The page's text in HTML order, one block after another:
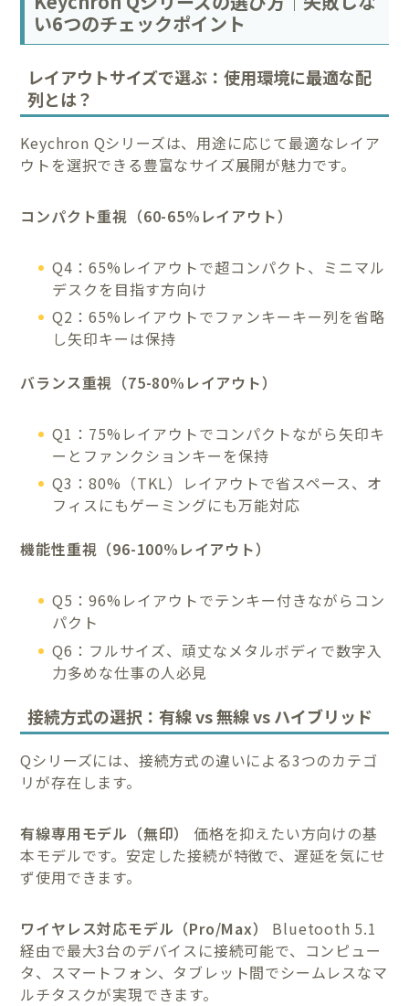
い6つのチェックポイント
レイアウトサイズで選ぶ：使用環境に最適な配
列とは？
Keychron Qシリーズは、用途に応じて最適なレイア
ウトを選択できる豊富なサイズ展開が魅力です。
コンパクト重視（60-65%レイアウト）
Q4：65%レイアウトで超コンパクト、ミニマル
デスクを目指す方向け
Q2：65%レイアウトでファンキーキー列を省略
し矢印キーは保持
バランス重視（75-80%レイアウト）
Q1：75%レイアウトでコンパクトながら矢印キ
ーとファンクションキーを保持
Q3：80%（TKL）レイアウトで省スペース、オ
フィスにもゲーミングにも万能対応
機能性重視（96-100%レイアウト）
Q5：96%レイアウトでテンキー付きながらコン
パクト
Q6：フルサイズ、頑丈なメタルボディで数字入
力多めな仕事の人必見
接続方式の選択：有線 vs 無線 vs ハイブリッド
Qシリーズには、接続方式の違いによる3つのカテゴ
リが存在します。
有線専用モデル（無印）
価格を抑えたい方向けの基
本モデルです。安定した接続が特徴で、遅延を気にせ
ず使用できます。
ワイヤレス対応モデル（Pro/Max）
Bluetooth 5.1
経由で最大3台のデバイスに接続可能で、コンピュー
タ、スマートフォン、タブレット間でシームレスなマ
ルチタスクが実現できます。